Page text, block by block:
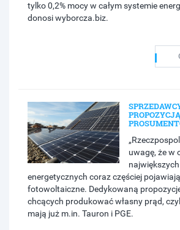
tylko 0,2% mocy w całym systemie
donosi wyborcza.biz.
uwagę, że w
energetycznych coraz częściej
fotowoltaiczne. Dedykowaną
chcących produkować własny prąd,
mają już m.in. Tauron i PGE.